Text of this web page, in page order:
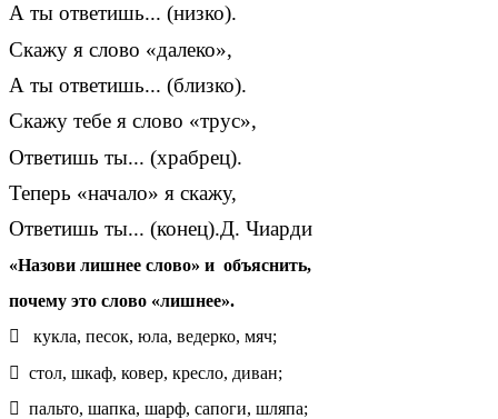
А ты ответишь... (низко).
Скажу я слово «далеко»,
А ты ответишь... (близко).
Скажу тебе я слово «трус»,
Ответишь ты... (храбрец).
Теперь «начало» я скажу,
Ответишь ты... (конец).Д. Чиарди
«Назови лишнее слово» и объяснить,
почему это слово «лишнее».
 кукла, песок, юла, ведерко, мяч;
 стол, шкаф, ковер, кресло, диван;
 пальто, шапка, шарф, сапоги, шляпа;